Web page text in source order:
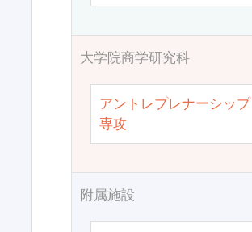
大学院商学研究科
アントレプレナーシップ
専攻
附属施設